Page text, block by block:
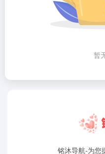
暂
铭沐导航-为您